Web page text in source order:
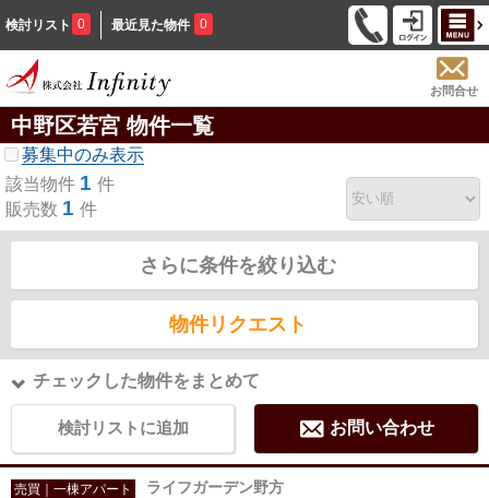
検討リスト 0 最近見た物件 0
お問合せ
中野区若宮 物件一覧
募集中のみ表示
該当物件 1 件
販売数 1 件
さらに条件を絞り込む
物件リクエスト
チェックした物件をまとめて
検討リストに追加 お問い合わせ
売買｜一棟アパート ライフガーデン野方